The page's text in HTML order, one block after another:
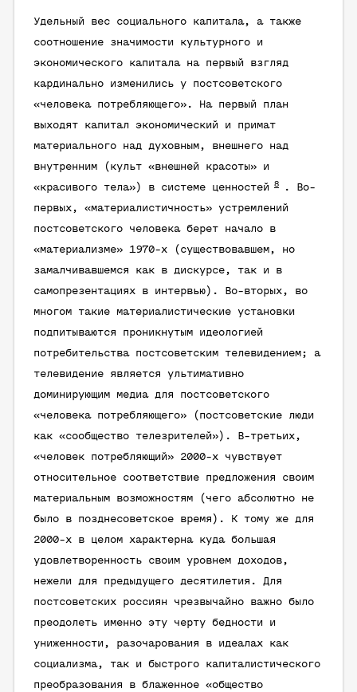
Удельный вес социального капитала, а также
соотношение значимости культурного и
экономического капитала на первый взгляд
кардинально изменились у постсоветского
«человека потребляющего». На первый план
выходят капитал экономический и примат
материального над духовным, внешнего над
внутренним (культ «внешней красоты» и
«красивого тела») в системе ценностей 8
. Во-
первых, «материалистичность» устремлений
постсоветского человека берет начало в
«материализме» 1970-х (существовавшем, но
замалчивавшемся как в дискурсе, так и в
самопрезентациях в интервью). Во-вторых, во
многом такие материалистические установки
подпитываются проникнутым идеологией
потребительства постсоветским телевидением; а
телевидение является ультимативно
доминирующим медиа для постсоветского
«человека потребляющего» (постсоветские люди
как «сообщество телезрителей»). В-третьих,
«человек потребляющий» 2000-х чувствует
относительное соответствие предложения своим
материальным возможностям (чего абсолютно не
было в позднесоветское время). К тому же для
2000-х в целом характерна куда большая
удовлетворенность своим уровнем доходов,
нежели для предыдущего десятилетия. Для
постсоветских россиян чрезвычайно важно было
преодолеть именно эту черту бедности и
униженности, разочарования в идеалах как
социализма, так и быстрого капиталистического
преобразования в блаженное «общество